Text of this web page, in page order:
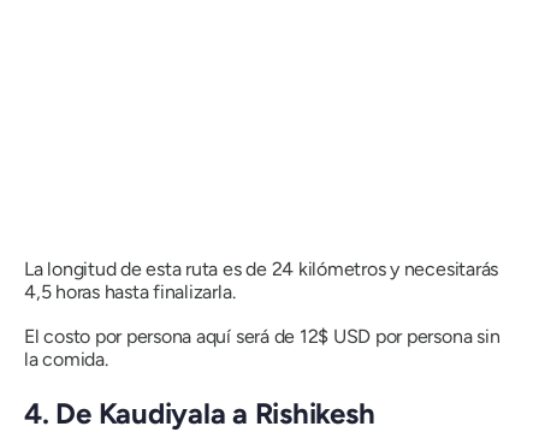
La longitud de esta ruta es de 24 kilómetros y necesitarás
4,5 horas hasta finalizarla.
El costo por persona aquí será de 12$ USD por persona sin
la comida.
4. De Kaudiyala a Rishikesh